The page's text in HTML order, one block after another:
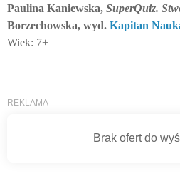
Paulina Kaniewska, SuperQuiz.
Borzechowska, wyd. Kapitan
Wiek: 7+